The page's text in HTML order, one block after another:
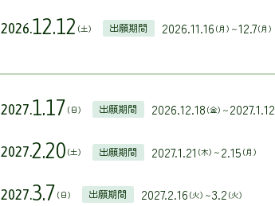
2026.12.12 （土） 出願期間 2026.11.16 （月）～12.7（月）
2027.1.17 （日） 出願期間 2026.12.18 （金）～ 2027.1.12
2027.2.20 （土） 出願期間 2027.1.21 （木）～ 2.15 （月）
2027.3.7 （日） 出願期間 2027.2.16 （火）～3.2 （火）